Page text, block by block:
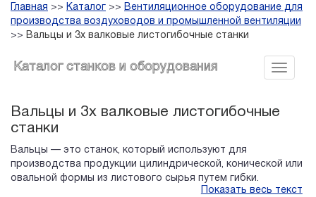
Главная >> Каталог >> Вентиляционное оборудование для
производства воздуховодов и промышленной вентиляции
>> Вальцы и 3х валковые листогибочные станки
Каталог станков и оборудования
Вальцы и 3х валковые листогибочные
станки
Вальцы — это станок, который используют для
производства продукции цилиндрической, конической или
овальной формы из листового сырья путем гибки.
Валковая машина использующая основным сырьем металл,
Показать весь текст